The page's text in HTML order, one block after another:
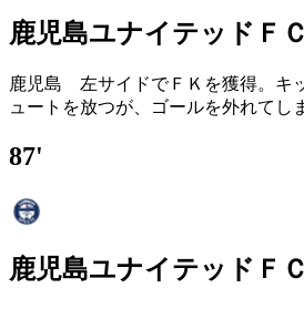
鹿児島ユナイテッドＦＣ
鹿児島 左サイドでＦＫを獲得。キ
ュートを放つが、ゴールを外れてし
87'
鹿児島ユナイテッドＦＣ